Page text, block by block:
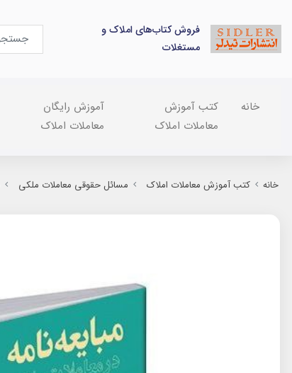
فروش کتاب‌های املاک و
مستغلات
خانه
کتب آموزش
معاملات املاک
آموزش رایگان
معاملات املاک
خانه کتب آموزش معاملات املاک مسائل حقوقی معاملات ملکی